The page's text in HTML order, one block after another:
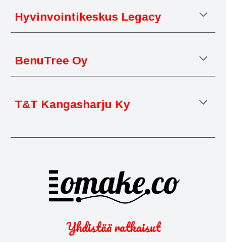
Hyvinvointikeskus Legacy
BenuTree Oy
T&T Kangasharju Ky
Yhdistää ratkaisut